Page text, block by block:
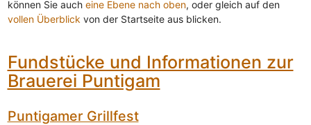
können Sie auch eine Ebene nach oben, oder gleich auf den
vollen Überblick von der Startseite aus blicken.
Fundstücke und Informationen zur
Brauerei Puntigam
Puntigamer Grillfest